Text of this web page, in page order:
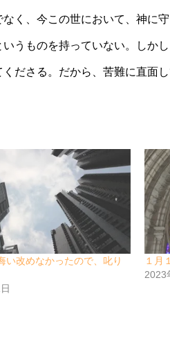
なく、今この世において、神に
いうものを持っていない。しか
くださる。だから、苦難に直面
い改めなかったので、叱り
１月
2023